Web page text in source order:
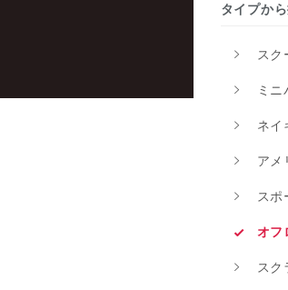
タイプか
スク
ミニ
ネイ
アメ
スポ
オフ
スク